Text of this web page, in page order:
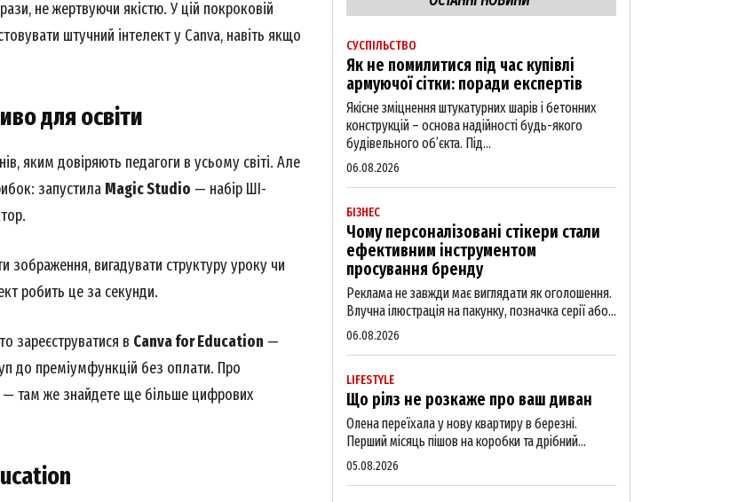
не жертвуючи якістю. У цій покроковій
штучний інтелект у Canva, навіть якщо
для освіти
яким довіряють педагоги в усьому світі. Але
запустила Magic Studio — набір ШІ-
зображення, вигадувати структуру уроку чи
робить це за секунди.
зареєструватися в Canva for Education —
до преміумфункцій без оплати. Про
— там же знайдете ще більше цифрових
СУСПІЛЬСТВО
Як не помилитися під час купівлі
армуючої сітки: поради експертів
Якісне зміцнення штукатурних шарів і бетонних
конструкцій – основа надійності будь-якого
будівельного об’єкта. Під...
06.08.2026
БІЗНЕС
Чому персоналізовані стікери стали
ефективним інструментом
просування бренду
Реклама не завжди має виглядати як оголошення.
Влучна ілюстрація на пакунку, позначка серії або...
06.08.2026
LIFESTYLE
Що рілз не розкаже про ваш диван
Олена переїхала у нову квартиру в березні.
Перший місяць пішов на коробки та дрібний...
05.08.2026